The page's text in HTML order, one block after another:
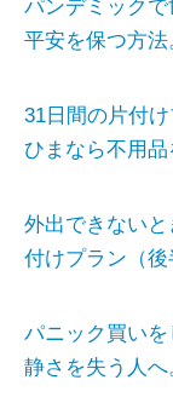
パンデミック
平安を保つ方
31日間の片付
ひまなら不用品
外出できない
付けプラン（後
パニック買い
静さを失う人へ